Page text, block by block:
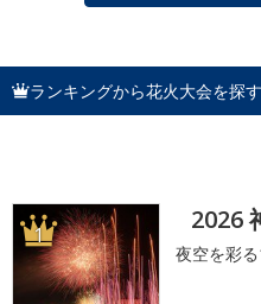
ランキングから花火大会を探す
1 2026
夜空を彩